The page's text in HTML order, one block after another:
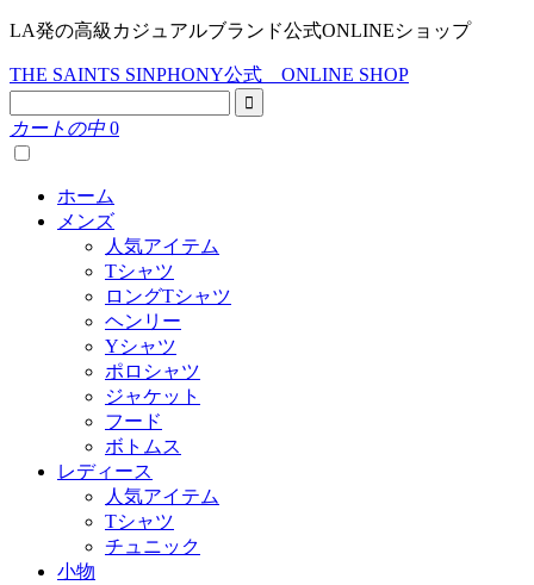
LA発の高級カジュアルブランド公式ONLINEショップ
THE SAINTS SINPHONY公式 ONLINE SHOP
カートの中 0
ホーム
メンズ
人気アイテム
Tシャツ
ロングTシャツ
ヘンリー
Yシャツ
ポロシャツ
ジャケット
フード
ボトムス
レディース
人気アイテム
Tシャツ
チュニック
小物